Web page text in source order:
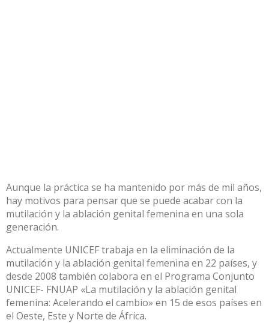
Aunque la práctica se ha mantenido por más de mil años,
hay motivos para pensar que se puede acabar con la
mutilación y la ablación genital femenina en una sola
generación.
Actualmente UNICEF trabaja en la eliminación de la
mutilación y la ablación genital femenina en 22 países, y
desde 2008 también colabora en el Programa Conjunto
UNICEF- FNUAP «La mutilación y la ablación genital
femenina: Acelerando el cambio» en 15 de esos países en
el Oeste, Este y Norte de África.